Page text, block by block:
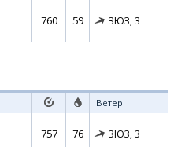
760 59 ЗЮЗ, 3
Ветер
757 76 ЗЮЗ, 3